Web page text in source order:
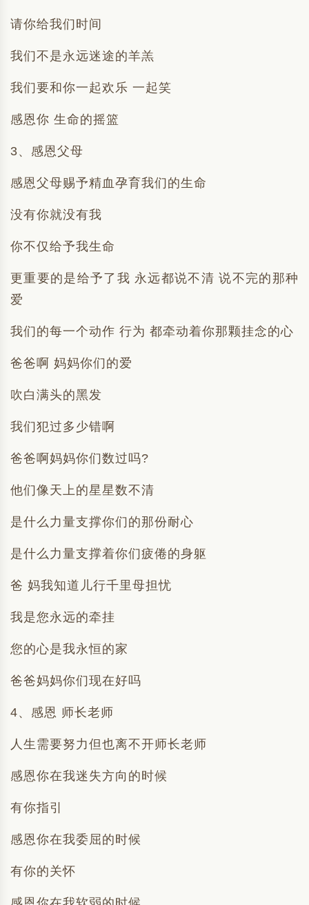
请你给我们时间
我们不是永远迷途的羊羔
我们要和你一起欢乐 一起笑
感恩你 生命的摇篮
3、感恩父母
感恩父母赐予精血孕育我们的生命
没有你就没有我
你不仅给予我生命
更重要的是给予了我 永远都说不清 说不完的那种
爱
我们的每一个动作 行为 都牵动着你那颗挂念的心
爸爸啊 妈妈你们的爱
吹白满头的黑发
我们犯过多少错啊
爸爸啊妈妈你们数过吗?
他们像天上的星星数不清
是什么力量支撑你们的那份耐心
是什么力量支撑着你们疲倦的身躯
爸 妈我知道儿行千里母担忧
我是您永远的牵挂
您的心是我永恒的家
爸爸妈妈你们现在好吗
4、感恩 师长老师
人生需要努力但也离不开师长老师
感恩你在我迷失方向的时候
有你指引
感恩你在我委屈的时候
有你的关怀